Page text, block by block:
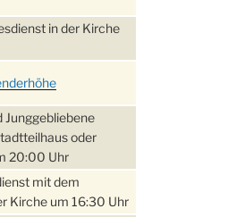
in der Kirche
Junggebliebene
oder
20:00 Uhr
mit dem
Kirche um 16:30 Uhr